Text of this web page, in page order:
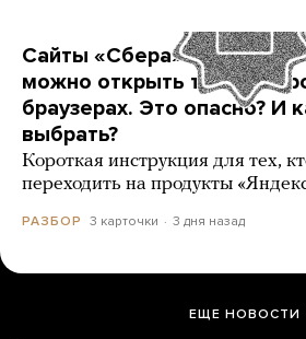
Сайты «Сбера» и других
можно открыть только в
браузерах. Это опасно? И
выбрать?
Короткая инструкция для тех,
переходить на продукты
РАЗБОР 3 карточки 3 дня назад
ЕЩЕ НОВОСТИ